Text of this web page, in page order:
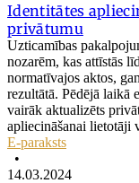
Identitātes
privātumu
Uzticamības
nozarēm, kas attīstās
normatīvajos aktos,
rezultātā. Pēdējā laikā
vairāk aktualizēts
apliecināšanai lietotāji
E-paraksts
•
14.03.2024